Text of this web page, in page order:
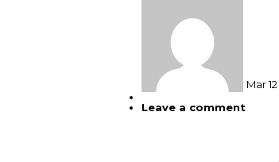
Mar12
Leave a comment